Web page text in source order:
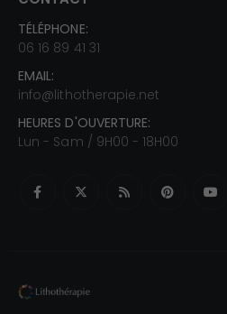
TÉLÉPHONE:
06 16 89 41 31
EMAIL:
info@lithotherapie.net
HEURES D'OUVERTURE:
Lun - Sam / 9H00 - 18H00